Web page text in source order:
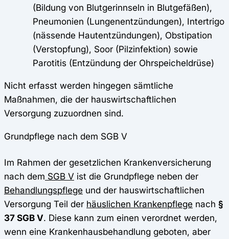
(Bildung von Blutgerinnseln in Blutgefäßen),
Pneumonien (Lungenentzündungen), Intertrigo
(nässende Hautentzündungen), Obstipation
(Verstopfung), Soor (Pilzinfektion) sowie
Parotitis (Entzündung der Ohrspeicheldrüse)
Nicht erfasst werden hingegen sämtliche
Maßnahmen, die der hauswirtschaftlichen
Versorgung zuzuordnen sind.
Grundpflege nach dem SGB V
Im Rahmen der gesetzlichen Krankenversicherung
nach dem SGB V ist die Grundpflege neben der
Behandlungspflege und der hauswirtschaftlichen
Versorgung Teil der häuslichen Krankenpflege nach §
37 SGB V. Diese kann zum einen verordnet werden,
wenn eine Krankenhausbehandlung geboten, aber